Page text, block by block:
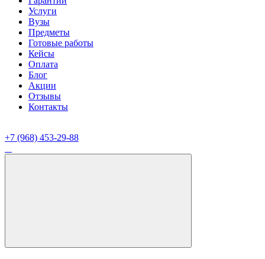
Услуги
Вузы
Предметы
Готовые работы
Кейсы
Оплата
Блог
Акции
Отзывы
Контакты
+7 (968) 453-29-88